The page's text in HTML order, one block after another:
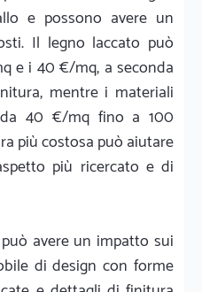
e possono avere un
Il legno laccato può
e i 40 €/mq, a seconda
mentre i materiali
40 €/mq fino a 100
più costosa può aiutare
più ricercato e di
avere un impatto sui
di design con forme